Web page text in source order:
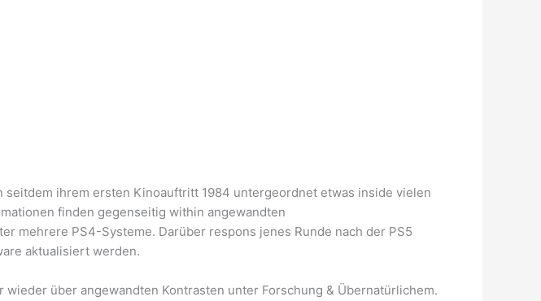
ihrem ersten Kinoauftritt 1984 untergeordnet etwas inside vielen
finden gegenseitig within angewandten
mehrere PS4-Systeme. Darüber respons jenes Runde nach der PS5
aktualisiert werden.
über angewandten Kontrasten unter Forschung & Übernatürlichem.